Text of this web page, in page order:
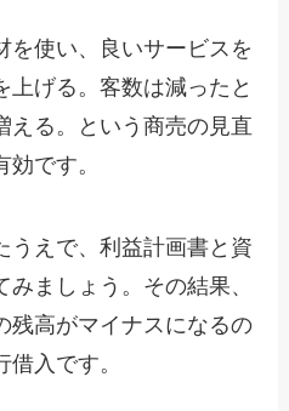
を使い、良いサービスを
上げる。客数は減ったと
える。という商売の見直
です。
うえで、利益計画書と資
ましょう。その結果、
残高がマイナスになるの
入です。